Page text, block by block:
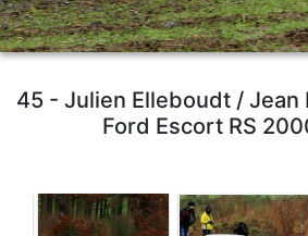
45 - Julien Elleboudt / Jean
Ford Escort RS